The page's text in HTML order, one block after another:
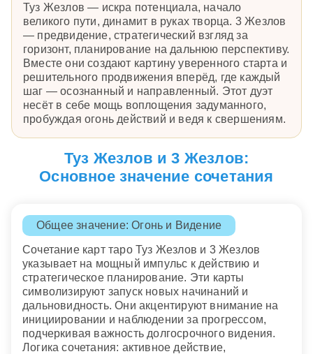
Туз Жезлов — искра потенциала, начало
великого пути, динамит в руках творца. 3 Жезлов
— предвидение, стратегический взгляд за
горизонт, планирование на дальнюю перспективу.
Вместе они создают картину уверенного старта и
решительного продвижения вперёд, где каждый
шаг — осознанный и направленный. Этот дуэт
несёт в себе мощь воплощения задуманного,
пробуждая огонь действий и ведя к свершениям.
Туз Жезлов и 3 Жезлов:
Основное значение сочетания
Общее значение: Огонь и Видение
Сочетание карт таро Туз Жезлов и 3 Жезлов
указывает на мощный импульс к действию и
стратегическое планирование. Эти карты
символизируют запуск новых начинаний и
дальновидность. Они акцентируют внимание на
инициировании и наблюдении за прогрессом,
подчеркивая важность долгосрочного видения.
Логика сочетания: активное действие,